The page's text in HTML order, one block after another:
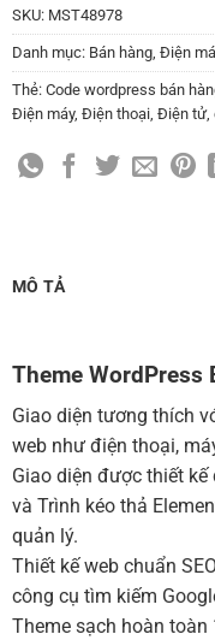
Thiết kế 2 banner
Thay đổi màu sắc
(+150,000 ₫)
Cài đặt SMTP
Thiết kế logo đơn
Hosting 2GB SSD
Hosting 4GB SSD
Hosting 8GB SSD
SKU: MST48978
Danh mục: Bán hàng, Điện
Thẻ: Code wordpress bán
Điện máy, Điện thoại, Điện tử,
MÔ TẢ
Theme WordPress
Giao diện tương thích
web như điện thoại,
Giao diện được thiết
và Trình kéo thả
quản lý.
Thiết kế web chuẩn
công cụ tìm kiếm
Theme sạch hoàn